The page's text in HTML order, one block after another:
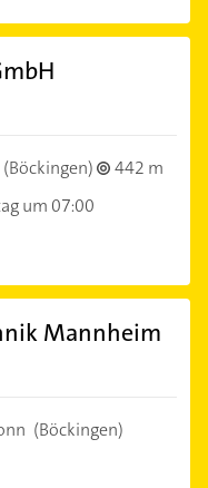
(Böckingen)
442 m
um 07:00
Mannheim
(Böckingen)